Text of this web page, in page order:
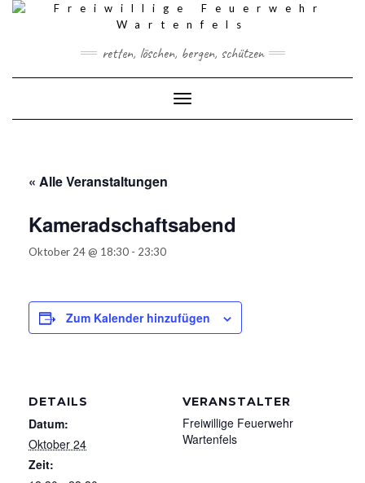
Skip
retten, löschen, bergen, schützen
Toggle Navigation
« Alle Veranstaltungen
Kameradschaftsabend
Oktober 24 @ 18:30 - 23:30
Zum Kalender hinzufügen
DETAILS
Datum:
Oktober 24
Zeit:
VERANSTALTER
Freiwillige Feuerwehr
Wartenfels